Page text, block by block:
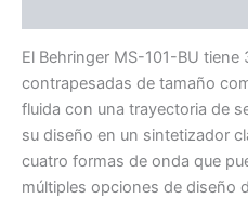
El Behringer MS-101-BU tiene
contrapesadas de tamaño
fluida con una trayectoria de
su diseño en un sintetizador
cuatro formas de onda que
múltiples opciones de diseño